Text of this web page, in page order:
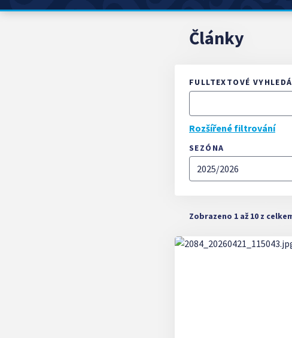
Články
FULLTEXTOVÉ
Rozšířené filtrování
SEZÓNA
Zobrazeno 1 až 10 z